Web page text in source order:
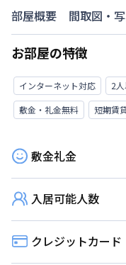
部屋概要 間取図・
お部屋の特徴
インターネット対応 2
敷金・礼金無料
短期賃
敷金礼金
入居可能人数
クレジットカード